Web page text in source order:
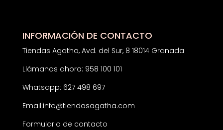
INFORMACIÓN DE CONTACTO
Tiendas Agatha, Avd. del Sur, 8 18014 Granada
Llámanos ahora: 958 100 101
Whatsapp: 627 498 697
Email:info@tiendasagatha.com
Formulario de contacto